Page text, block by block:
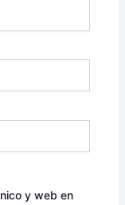
y web en